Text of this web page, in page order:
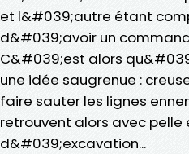
et l&#039;autre étant
d&#039;avoir un
C&#039;est alors
une idée saugrenue :
faire sauter les lignes
retrouvent alors avec
d&#039;excavation...